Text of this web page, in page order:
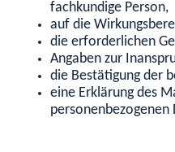
fachkundige Person,
auf die
die erforderlichen
Angaben zur
die Bestätigung der
eine Erklärung des